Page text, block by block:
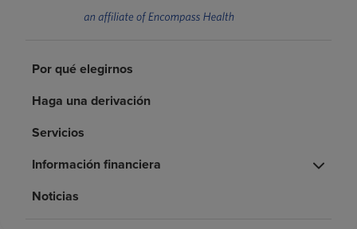
Acerca de nosotros
Por qué elegirnos
Haga una derivación
Servicios
Información financiera
Noticias